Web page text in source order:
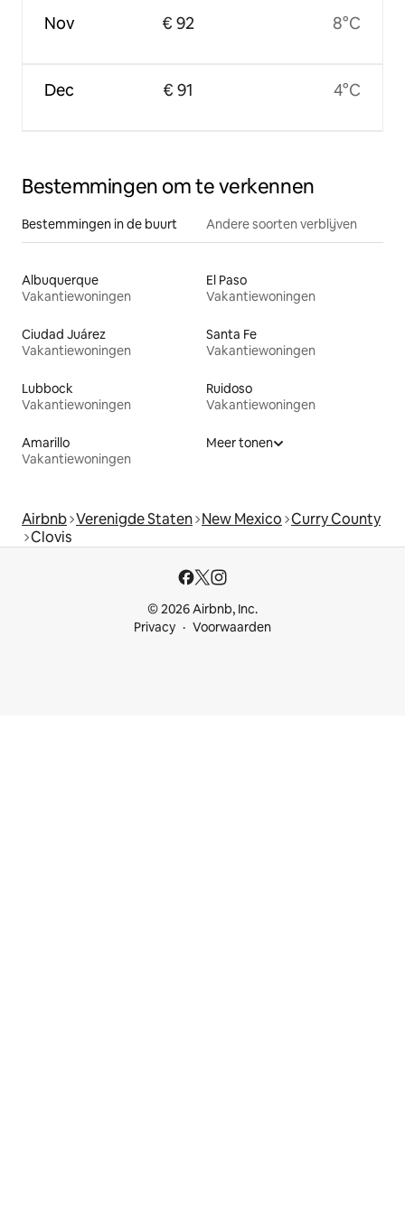
Nov
Dec
€ 92
€ 91
8°C
4°C
Bestemmingen om te verkennen
Bestemmingen in de buurt Andere soorten verblijven
Albuquerque
Vakantiewoningen
El Paso
Vakantiewoningen
Ciudad Juárez
Vakantiewoningen
Santa Fe
Vakantiewoningen
Lubbock
Vakantiewoningen
Ruidoso
Vakantiewoningen
Amarillo
Vakantiewoningen
Meer tonen
Airbnb Verenigde Staten New Mexico Curry County
Clovis
© 2026 Airbnb, Inc.
Privacy
Voorwaarden